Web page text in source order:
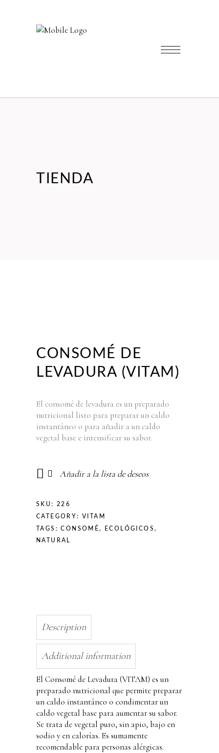
TIENDA
CONSOMÉ DE
LEVADURA (VITAM)
El consomé de levadura es un preparado
nutricional listo para preparar un caldo
instantáneo o para añadir a un caldo
vegetal base e intensificar su sabor.
Añadir a la lista de deseos
SKU: 226
CATEGORY:VITAM
TAGS:CONSOMÉ, ECOLÓGICOS,
NATURAL
Description
Additional information
El Consomé de Levadura (VITAM) es un
preparado nutricional que permite preparar
un caldo instantáneo o condimentar un
caldo vegetal base para aumentar su sabor.
Se trata devegetal puro, sin apio, bajo en
sodio y en calorías. Es sumamente
recomendable para personas alérgicas.